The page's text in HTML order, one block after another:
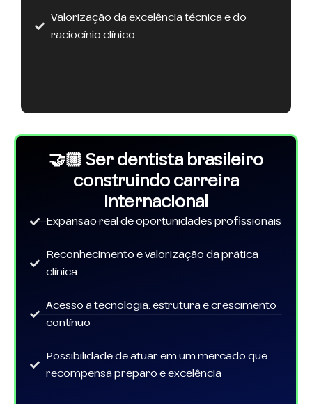
Valorização da excelência técnica e do
raciocínio clínico
🤝🏼 Ser dentista brasileiro
construindo carreira
internacional
Expansão real de oportunidades profissionais
Reconhecimento e valorização da prática
clínica
Acesso a tecnologia, estrutura e crescimento
contínuo
Possibilidade de atuar em um mercado que
recompensa preparo e excelência